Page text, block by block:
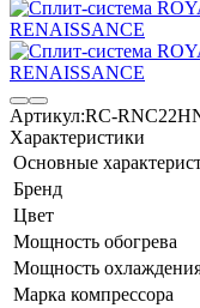
Артикул:RC-
Характеристики
Основные
Бренд
Цвет
Мощность обогрева
Мощность
Марка компрессора